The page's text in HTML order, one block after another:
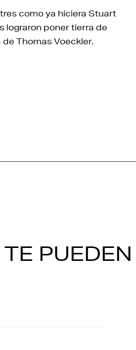
como ya hiciera Stuart
lograron poner tierra de
Thomas Voeckler.
PUEDEN